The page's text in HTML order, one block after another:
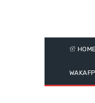
HOME